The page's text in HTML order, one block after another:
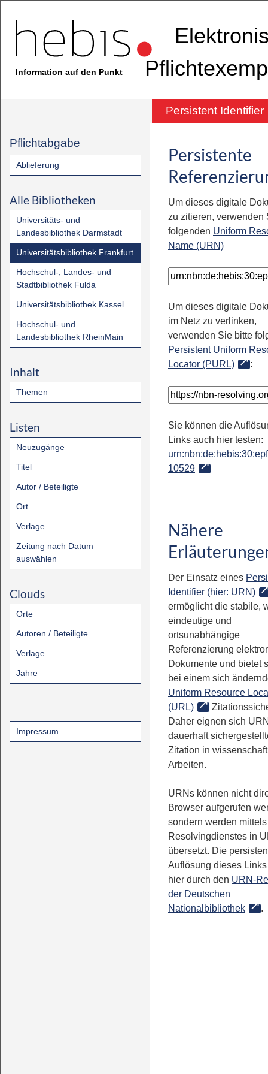
Information auf den Punkt
Persistent Identifier
Pflichtabgabe
Ablieferung
Alle Bibliotheken
Universitäts- und
Landesbibliothek Darmstadt
Universitätsbibliothek Frankfurt
Hochschul-, Landes- und
Stadtbibliothek Fulda
Universitätsbibliothek Kassel
Hochschul- und
Landesbibliothek RheinMain
Inhalt
Themen
Listen
Neuzugänge
Titel
Autor / Beteiligte
Ort
Verlage
Zeitung nach Datum
auswählen
Clouds
Orte
Autoren / Beteiligte
Verlage
Jahre
Impressum
Persistente
Um dieses digitale
zu zitieren, verwenden
folgenden Uniform
Name (URN)
Um dieses digitale
im Netz zu verlinken,
verwenden Sie bitte
Persistent Uniform
Locator (PURL)
:
Sie können die
Links auch hier testen:
10529
Nähere
Der Einsatz eines
Identifier (hier: URN)
ermöglicht die stabile,
eindeutige und
ortsunabhängige
Referenzierung
Dokumente und bietet
bei einem sich
Uniform Resource
(URL)
Daher eignen sich
dauerhaft
Zitation in
Arbeiten.
URNs können nicht
Browser aufgerufen
sondern werden
Resolvingdienstes in
übersetzt. Die
Auflösung dieses
hier durch den URN-
der Deutschen
Nationalbibliothek
.